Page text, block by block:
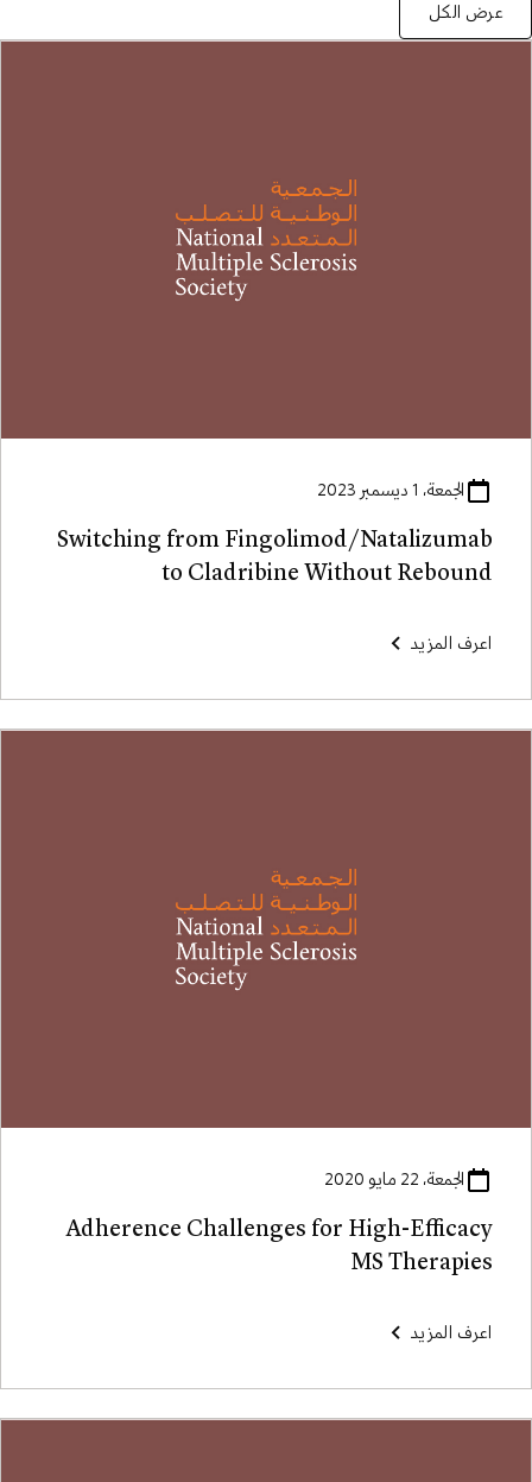
عرض الكل
الجمعة، 1 ديسمبر 2023
Switching from Fingolimod/Natalizumab
to Cladribine Without Rebound
اعرف المزيد
الجمعة، 22 مايو 2020
Adherence Challenges for High-Efficacy
MS Therapies
اعرف المزيد